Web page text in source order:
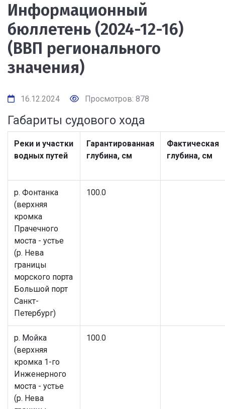
Информационный
бюллетень (2024-12-16)
(ВВП регионального
значения)
16.12.2024 Просмотров: 878
Габариты судового хода
Реки и участки
водных путей
Гарантированная
глубина, см
Фактическая
глубина, см
р. Фонтанка
(верхняя
кромка
Прачечного
моста - устье
(р. Нева
границы
морского порта
Большой порт
Санкт-
Петербург)
100.0
р. Мойка
(верхняя
кромка 1-го
Инженерного
моста - устье
(р. Нева
100.0